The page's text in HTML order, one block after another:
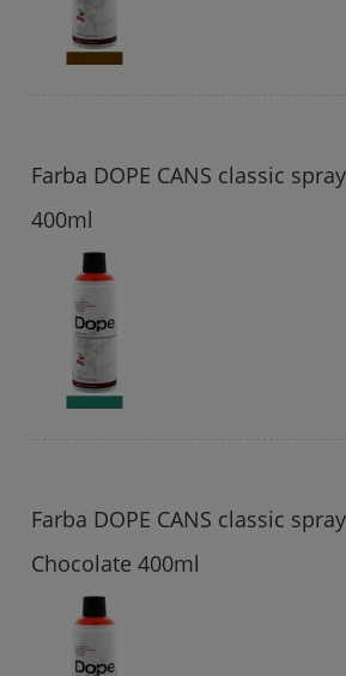
Farba DOPE CANS classic
400ml
Farba DOPE CANS classic
Chocolate 400ml